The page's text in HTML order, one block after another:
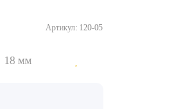
Артикул: 120-05
18 мм